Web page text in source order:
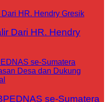
Dari HR. Hendry
se-Sumatera